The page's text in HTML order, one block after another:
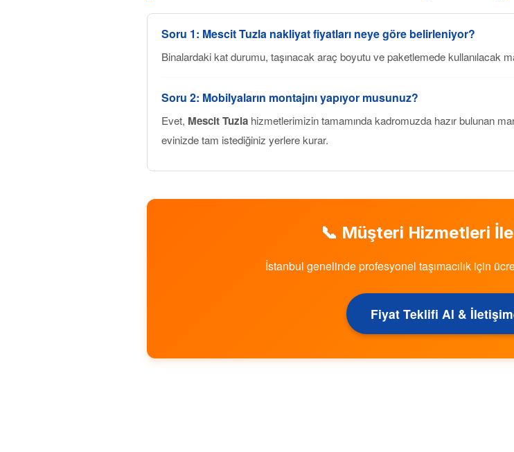
Soru 1: Mescit Tuzla nakliyat fiyatları neye göre belirleniyor?
Binalardaki kat durumu, taşınacak araç boyutu ve paketlemede kullanılacak
Soru 2: Mobilyaların montajını yapıyor musunuz?
Evet, Mescit Tuzla hizmetlerimizin tamamında kadromuzda hazır bulunan
evinizde tam istediğiniz yerlere kurar.
📞 Müşteri Hizmetleri
İstanbul genelinde profesyonel taşımacılık için
Fiyat Teklifi Al &